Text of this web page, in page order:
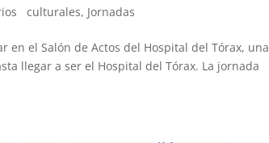
culturales, Jornadas
en el Salón de Actos del Hospital del Tórax, una
llegar a ser el Hospital del Tórax. La jornada